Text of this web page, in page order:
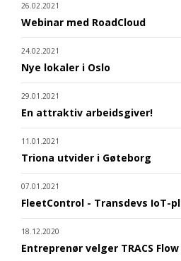
26.02.2021
Webinar med RoadCloud
24.02.2021
Nye lokaler i Oslo
29.01.2021
En attraktiv arbeidsgiver!
11.01.2021
Triona utvider i Gøteborg
07.01.2021
FleetControl - Transdevs IoT-
18.12.2020
Entreprenør velger TRACS Flow